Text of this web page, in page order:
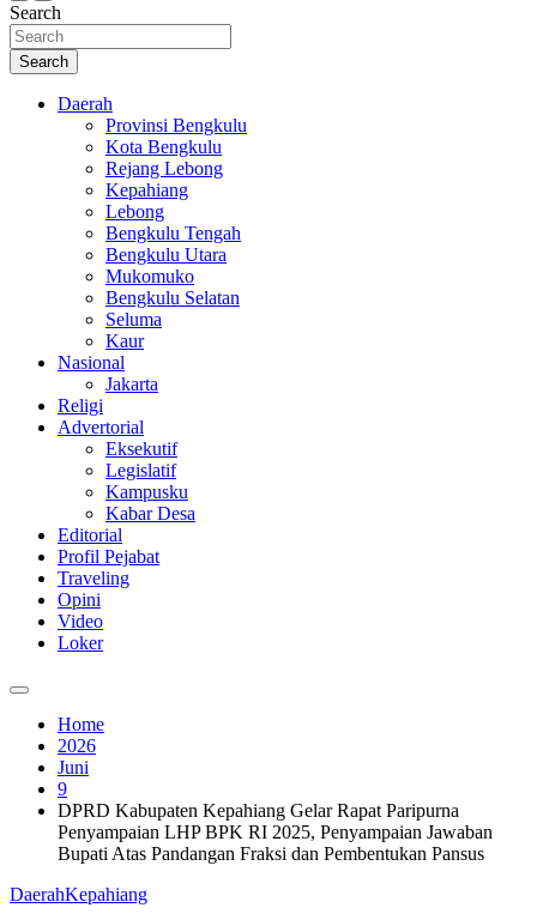
Search
Search
Daerah
Provinsi Bengkulu
Kota Bengkulu
Rejang Lebong
Kepahiang
Lebong
Bengkulu Tengah
Bengkulu Utara
Mukomuko
Bengkulu Selatan
Seluma
Kaur
Nasional
Jakarta
Religi
Advertorial
Eksekutif
Legislatif
Kampusku
Kabar Desa
Editorial
Profil Pejabat
Traveling
Opini
Video
Loker
Home
2026
Juni
9
DPRD Kabupaten Kepahiang Gelar Rapat Paripurna
Penyampaian LHP BPK RI 2025, Penyampaian Jawaban
Bupati Atas Pandangan Fraksi dan Pembentukan Pansus
DaerahKepahiang